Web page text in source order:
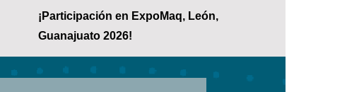
¡Participación en ExpoMaq, León,
Guanajuato 2026!